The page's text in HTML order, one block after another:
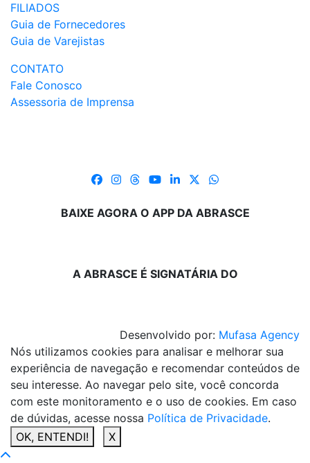
FILIADOS
Guia de Fornecedores
Guia de Varejistas
CONTATO
Fale Conosco
Assessoria de Imprensa
BAIXE AGORA O APP DA ABRASCE
A ABRASCE É SIGNATÁRIA DO
Desenvolvido por: Mufasa Agency
Nós utilizamos cookies para analisar e melhorar sua
experiência de navegação e recomendar conteúdos de
seu interesse. Ao navegar pelo site, você concorda
com este monitoramento e o uso de cookies. Em caso
de dúvidas, acesse nossa Política de Privacidade.
OK, ENTENDI!
X